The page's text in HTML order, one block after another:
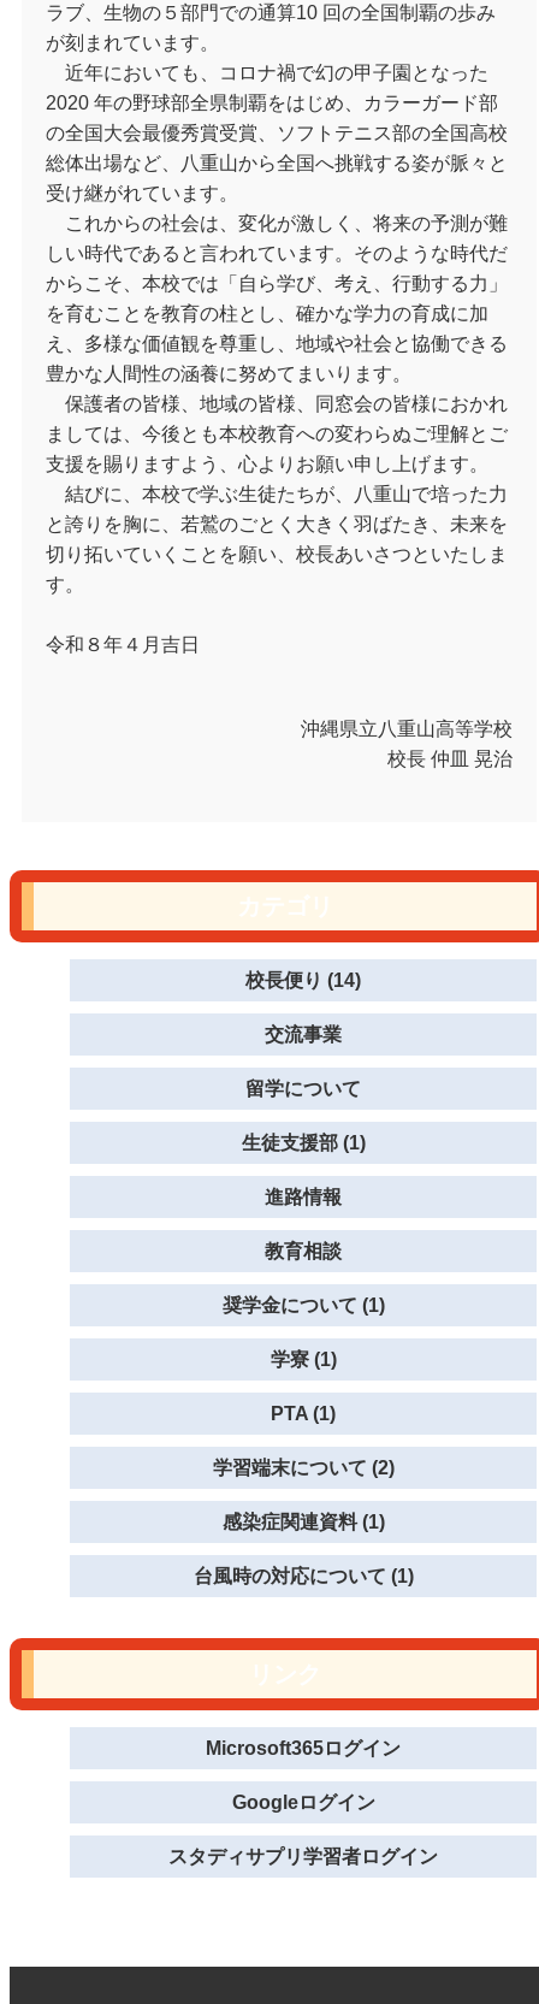
ラブ、生物の５部門での通算10 回の全国制覇の歩み
が刻まれています。
近年においても、コロナ禍で幻の甲子園となった
2020 年の野球部全県制覇をはじめ、カラーガード部
の全国大会最優秀賞受賞、ソフトテニス部の全国高校
総体出場など、八重山から全国へ挑戦する姿が脈々と
受け継がれています。
これからの社会は、変化が激しく、将来の予測が難
しい時代であると言われています。そのような時代だ
からこそ、本校では「自ら学び、考え、行動する力」
を育むことを教育の柱とし、確かな学力の育成に加
え、多様な価値観を尊重し、地域や社会と協働できる
豊かな人間性の涵養に努めてまいります。
保護者の皆様、地域の皆様、同窓会の皆様におかれ
ましては、今後とも本校教育への変わらぬご理解とご
支援を賜りますよう、心よりお願い申し上げます。
結びに、本校で学ぶ生徒たちが、八重山で培った力
と誇りを胸に、若鷲のごとく大きく羽ばたき、未来を
切り拓いていくことを願い、校長あいさつといたしま
す。
令和８年４月吉日
沖縄県立八重山高等学校
校長 仲皿 晃治
校長便り (14)
交流事業
留学について
生徒支援部 (1)
進路情報
教育相談
奨学金について (1)
学寮 (1)
PTA (1)
学習端末について (2)
感染症関連資料 (1)
台風時の対応について (1)
Microsoft365ログイン
Googleログイン
スタディサプリ学習者ログイン